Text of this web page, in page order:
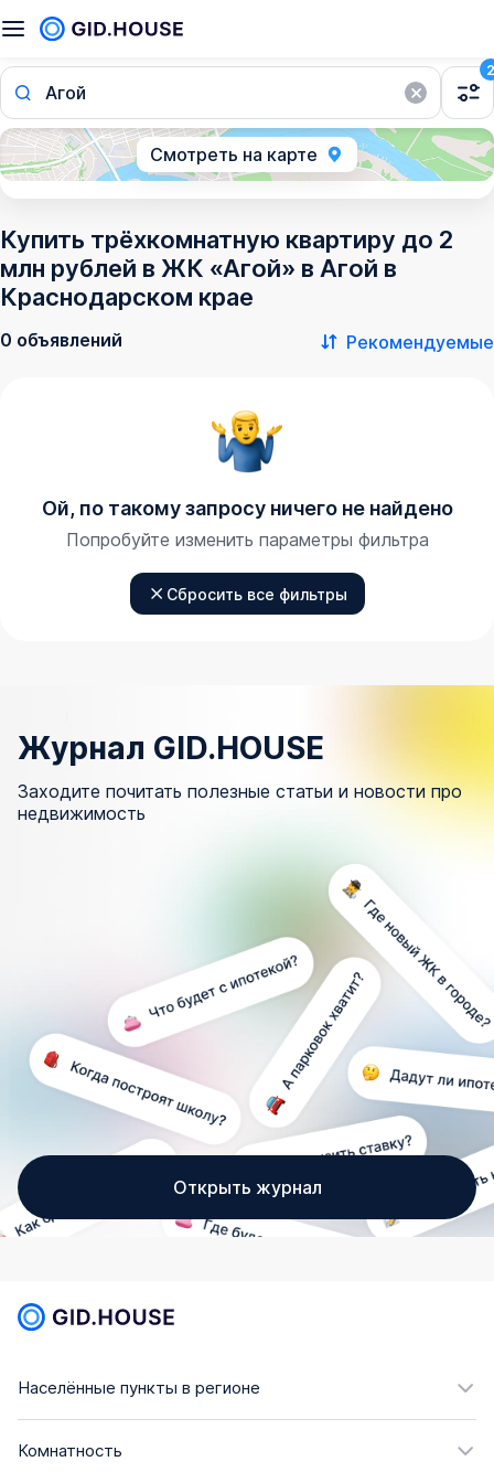
Агой
2
Смотреть на карте
Купить трёхкомнатную квартиру до 2
млн рублей в ЖК «Агой» в Агой в
Краснодарском крае
0 объявлений Рекомендуемые
Ой, по такому запросу ничего не найдено
Попробуйте изменить параметры фильтра
Сбросить все фильтры
Журнал GID.HOUSE
Заходите почитать полезные статьи и новости про
недвижимость
Открыть журнал
Населённые пункты в регионе
Комнатность